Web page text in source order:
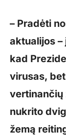
– Pradėti
aktualijos –
kad
virusas,
vertinančių
nukrito
žemą